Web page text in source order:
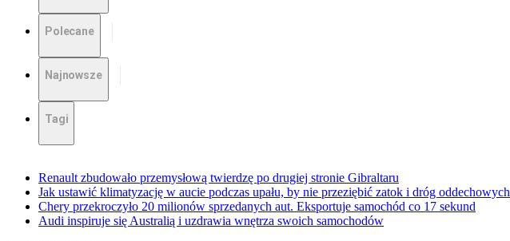
Polecane
Najnowsze
Tagi
Renault zbudowało przemysłową twierdzę po drugiej stronie Gibraltaru
Jak ustawić klimatyzację w aucie podczas upału, by nie przeziębić zatok i dróg oddechowych
Chery przekroczyło 20 milionów sprzedanych aut. Eksportuje samochód co 17 sekund
Audi inspiruje się Australią i uzdrawia wnętrza swoich samochodów